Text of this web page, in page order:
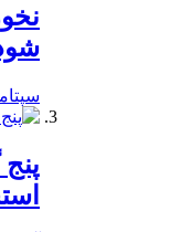
سپتامبر 26,